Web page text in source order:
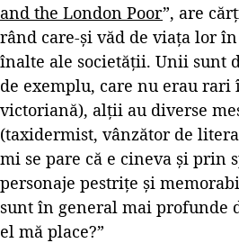
and the London Poor”, are
rând care-și văd de viața lor
înalte ale societății. Unii sunt
de exemplu, care nu erau rari
victoriană), alții au diverse
(taxidermist, vânzător de
mi se pare că e cineva și prin
personaje pestrițe și
sunt în general mai profunde
el mă place?”